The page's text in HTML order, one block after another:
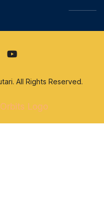
All Rights Reserved.